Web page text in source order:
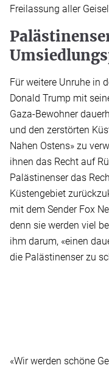
Freilassung aller
Für weitere Unruhe in
Donald Trump mit
Gaza-Bewohner
und den zerstörten
Nahen Ostens» zu
ihnen das Recht auf
Palästinenser das
Küstengebiet
mit dem Sender Fox
denn sie werden viel
ihm darum, «einen
die Palästinenser zu
«Wir werden schöne